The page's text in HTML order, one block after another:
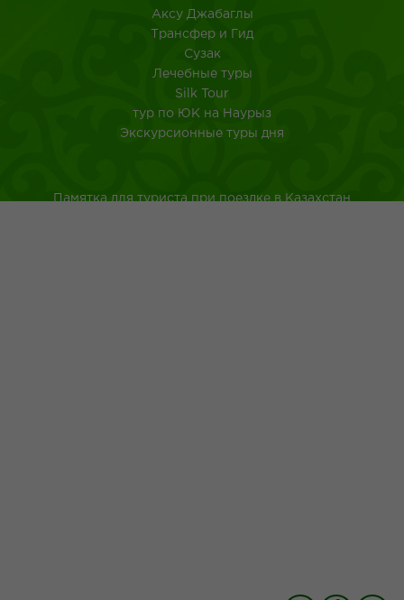
Аксу Джабаглы
Трансфер и Гид
Сузак
Лечебные туры
Silk Tour
тур по ЮК на Наурыз
Экскурсионные туры дня
Памятка для туриста при поездке в Казахстан